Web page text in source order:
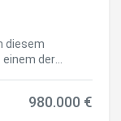
La
y trastero,
Precio
prestigiosa
diesem
der
Altea
980.000 €